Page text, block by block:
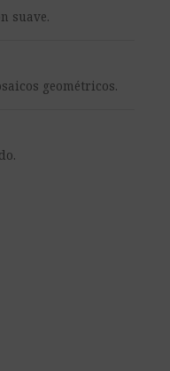
suave.
geométricos.